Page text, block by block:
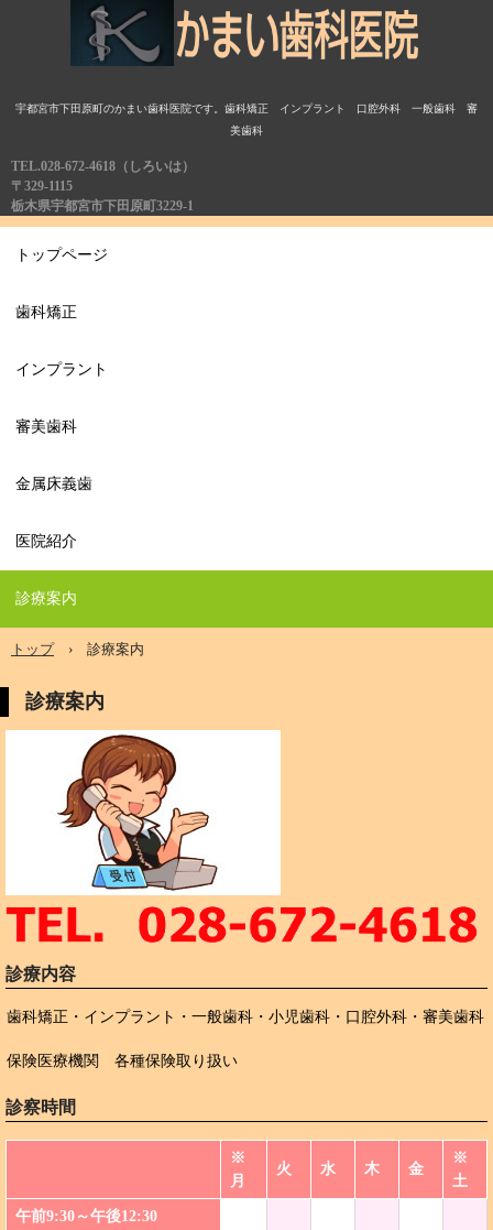
宇都宮市下田原町のかまい歯科医院です。歯科矯正 インプラント 口腔外科 一般歯科 審
美歯科
TEL.028-672-4618（しろいは）
〒329-1115
栃木県宇都宮市下田原町3229-1
トップページ
歯科矯正
インプラント
審美歯科
金属床義歯
医院紹介
診療案内
トップ › 診療案内
診療案内
診療内容
歯科矯正・インプラント・一般歯科・小児歯科・口腔外科・審美歯科
保険医療機関 各種保険取り扱い
診察時間
※
月
火 水 木 金
※
土
午前9:30～午後12:30